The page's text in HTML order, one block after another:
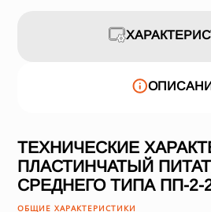
ТЕХНИЧЕСКИЕ
ПЛАСТИНЧАТЫЙ
СРЕДНЕГО ТИПА ПП-2-
ОБЩИЕ ХАРАКТЕРИСТИКИ